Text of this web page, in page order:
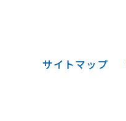
サイトマップ